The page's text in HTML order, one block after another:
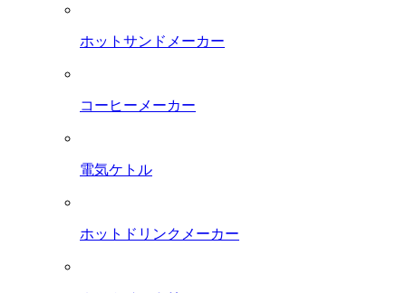
ホットサンドメーカー
コーヒーメーカー
電気ケトル
ホットドリンクメーカー